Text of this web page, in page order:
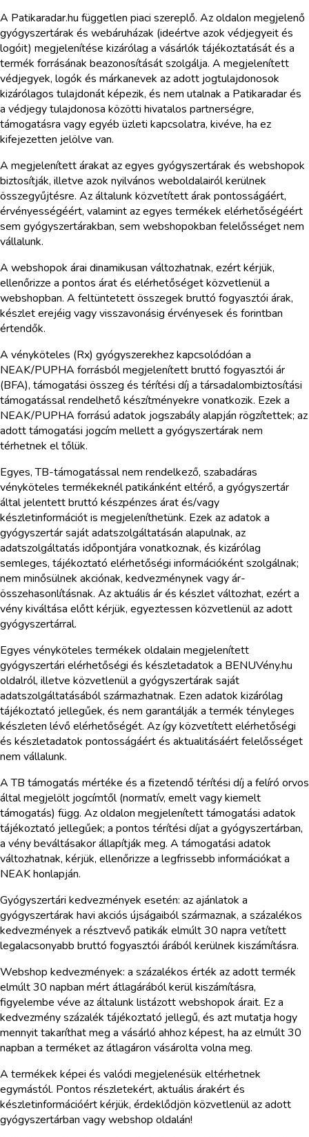
A Patikaradar.hu független piaci szereplő. Az oldalon megjelenő
gyógyszertárak és webáruházak (ideértve azok védjegyeit és
logóit) megjelenítése kizárólag a vásárlók tájékoztatását és a
termék forrásának beazonosítását szolgálja. A megjelenített
védjegyek, logók és márkanevek az adott jogtulajdonosok
kizárólagos tulajdonát képezik, és nem utalnak a Patikaradar és
a védjegy tulajdonosa közötti hivatalos partnerségre,
támogatásra vagy egyéb üzleti kapcsolatra, kivéve, ha ez
kifejezetten jelölve van.
A megjelenített árakat az egyes gyógyszertárak és webshopok
biztosítják, illetve azok nyilvános weboldalairól kerülnek
összegyűjtésre. Az általunk közvetített árak pontosságáért,
érvényességéért, valamint az egyes termékek elérhetőségéért
sem gyógyszertárakban, sem webshopokban felelősséget nem
vállalunk.
A webshopok árai dinamikusan változhatnak, ezért kérjük,
ellenőrizze a pontos árat és elérhetőséget közvetlenül a
webshopban. A feltüntetett összegek bruttó fogyasztói árak,
készlet erejéig vagy visszavonásig érvényesek és forintban
értendők.
A vényköteles (Rx) gyógyszerekhez kapcsolódóan a
NEAK/PUPHA forrásból megjelenített bruttó fogyasztói ár
(BFA), támogatási összeg és térítési díj a társadalombiztosítási
támogatással rendelhető készítményekre vonatkozik. Ezek a
NEAK/PUPHA forrású adatok jogszabály alapján rögzítettek; az
adott támogatási jogcím mellett a gyógyszertárak nem
térhetnek el tőlük.
Egyes, TB-támogatással nem rendelkező, szabadáras
vényköteles termékeknél patikánként eltérő, a gyógyszertár
által jelentett bruttó készpénzes árat és/vagy
készletinformációt is megjeleníthetünk. Ezek az adatok a
gyógyszertár saját adatszolgáltatásán alapulnak, az
adatszolgáltatás időpontjára vonatkoznak, és kizárólag
semleges, tájékoztató elérhetőségi információként szolgálnak;
nem minősülnek akciónak, kedvezménynek vagy ár-
összehasonlításnak. Az aktuális ár és készlet változhat, ezért a
vény kiváltása előtt kérjük, egyeztessen közvetlenül az adott
gyógyszertárral.
Egyes vényköteles termékek oldalain megjelenített
gyógyszertári elérhetőségi és készletadatok a BENUVény.hu
oldalról, illetve közvetlenül a gyógyszertárak saját
adatszolgáltatásából származhatnak. Ezen adatok kizárólag
tájékoztató jellegűek, és nem garantálják a termék tényleges
készleten lévő elérhetőségét. Az így közvetített elérhetőségi
és készletadatok pontosságáért és aktualitásáért felelősséget
nem vállalunk.
A TB támogatás mértéke és a fizetendő térítési díj a felíró orvos
által megjelölt jogcímtől (normatív, emelt vagy kiemelt
támogatás) függ. Az oldalon megjelenített támogatási adatok
tájékoztató jellegűek; a pontos térítési díjat a gyógyszertárban,
a vény beváltásakor állapítják meg. A támogatási adatok
változhatnak, kérjük, ellenőrizze a legfrissebb információkat a
NEAK honlapján.
Gyógyszertári kedvezmények esetén: az ajánlatok a
gyógyszertárak havi akciós újságaiból származnak, a százalékos
kedvezmények a résztvevő patikák elmúlt 30 napra vetített
legalacsonyabb bruttó fogyasztói árából kerülnek kiszámításra.
Webshop kedvezmények: a százalékos érték az adott termék
elmúlt 30 napban mért átlagárából kerül kiszámításra,
figyelembe véve az általunk listázott webshopok árait. Ez a
kedvezmény százalék tájékoztató jellegű, és azt mutatja hogy
mennyit takaríthat meg a vásárló ahhoz képest, ha az elmúlt 30
napban a terméket az átlagáron vásárolta volna meg.
A termékek képei és valódi megjelenésük eltérhetnek
egymástól. Pontos részletekért, aktuális árakért és
készletinformációért kérjük, érdeklődjön közvetlenül az adott
gyógyszertárban vagy webshop oldalán!